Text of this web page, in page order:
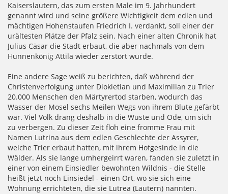
Kaiserslautern, das zum ersten Male im 9. Jahrhundert
genannt wird und seine größere Wichtigkeit dem edlen und
mächtigen Hohenstaufen Friedrich I. verdankt, soll einer der
urältesten Plätze der Pfalz sein. Nach einer alten Chronik hat
Julius Cäsar die Stadt erbaut, die aber nachmals von dem
Hunnenkönig Attila wieder zerstört wurde.
Eine andere Sage weiß zu berichten, daß während der
Christenverfolgung unter Diokletian und Maximilian zu Trier
20.000 Menschen den Märtyrertod starben, wodurch das
Wasser der Mosel sechs Meilen Wegs von ihrem Blute gefärbt
war. Viel Volk drang deshalb in die Wüste und Öde, um sich
zu verbergen. Zu dieser Zeit floh eine fromme Frau mit
Namen Lutrina aus dem edlen Geschlechte der Assyrer,
welche Trier erbaut hatten, mit ihrem Hofgesinde in die
Wälder. Als sie lange umhergeirrt waren, fanden sie zuletzt in
einer von einem Einsiedler bewohnten Wildnis - die Stelle
heißt jetzt noch Einsiedel - einen Ort, wo sie sich eine
Wohnung errichteten, die sie Lutrea (Lautern) nannten.